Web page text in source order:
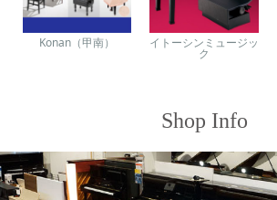
Konan（甲南） イトーシンミュージッ
ク
Shop Info